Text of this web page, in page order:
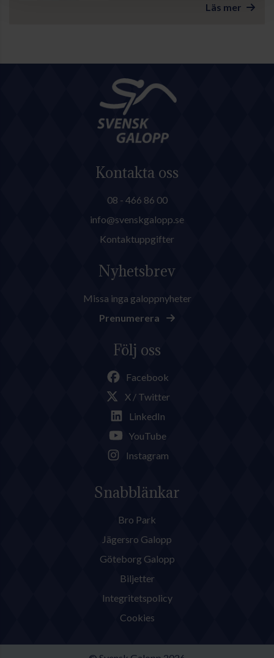
Läs mer
Kontakta oss
08 - 466 86 00
info@svenskgalopp.se
Kontaktuppgifter
Nyhetsbrev
Missa inga galoppnyheter
Prenumerera
Följ oss
Facebook
X / Twitter
LinkedIn
YouTube
Instagram
Snabblänkar
Bro Park
Jägersro Galopp
Göteborg Galopp
Biljetter
Integritetspolicy
Cookies